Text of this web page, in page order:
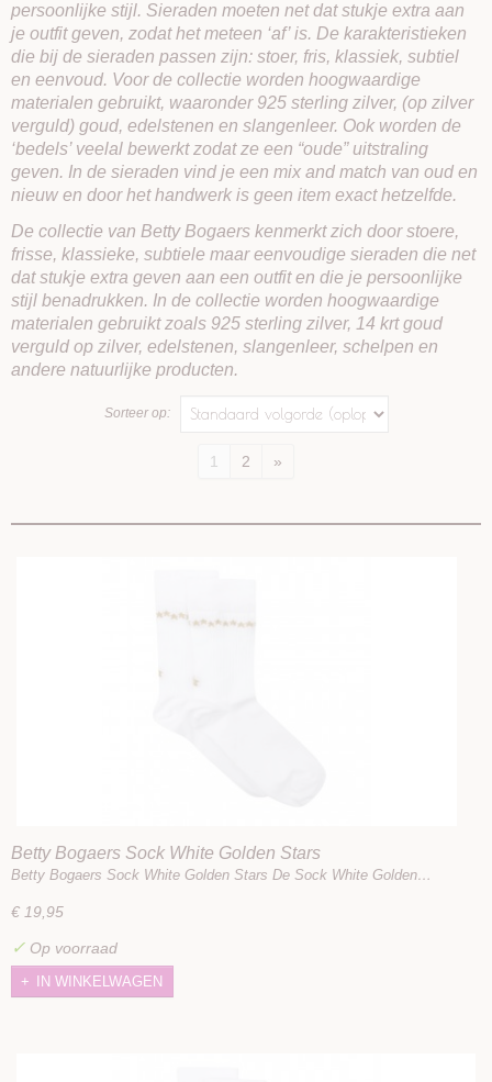
persoonlijke stijl. Sieraden moeten net dat stukje extra aan
je outfit geven, zodat het meteen ‘af’ is. De karakteristieken
die bij de sieraden passen zijn: stoer, fris, klassiek, subtiel
en eenvoud. Voor de collectie worden hoogwaardige
materialen gebruikt, waaronder 925 sterling zilver, (op zilver
verguld) goud, edelstenen en slangenleer. Ook worden de
‘bedels’ veelal bewerkt zodat ze een “oude” uitstraling
geven. In de sieraden vind je een mix and match van oud en
nieuw en door het handwerk is geen item exact hetzelfde.
De collectie van Betty Bogaers kenmerkt zich door stoere,
frisse, klassieke, subtiele maar eenvoudige sieraden die net
dat stukje extra geven aan een outfit en die je persoonlijke
stijl benadrukken. In de collectie worden hoogwaardige
materialen gebruikt zoals 925 sterling zilver, 14 krt goud
verguld op zilver, edelstenen, slangenleer, schelpen en
andere natuurlijke producten.
Sorteer op:
1 2 »
Betty Bogaers Sock White Golden Stars
Betty Bogaers Sock White Golden Stars De Sock White Golden…
€ 19,95
✓ Op voorraad
IN WINKELWAGEN